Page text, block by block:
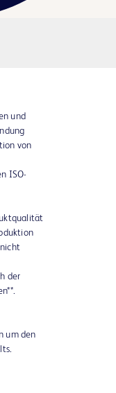
und
von
ISO-
der
um den